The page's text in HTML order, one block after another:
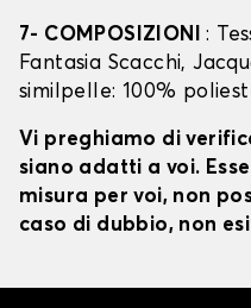
7- COMPOSIZIONI:
Fantasia Scacchi,
similpelle: 100%
Vi preghiamo di
siano adatti a voi.
misura per voi, non
caso di dubbio, non